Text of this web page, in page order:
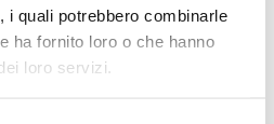
i quali potrebbero combinarle
ha fornito loro o che hanno
loro servizi.